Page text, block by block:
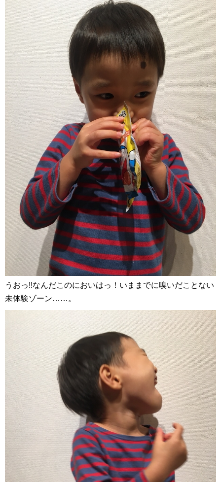
うおっ!!なんだこのにおいはっ！いままでに嗅いだことない
未体験ゾーン……。